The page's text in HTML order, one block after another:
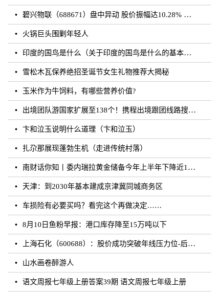
碧兴物联（688671）盘中异动 股价振幅达10.28% 跌7.03% 报55.2元（08-23）
火锅巨头围剿年轻人
印度的国鸟是什么（关于印度的国鸟是什么的基本详情介绍）
雪松木瓦保养绝招圣诞节女生礼物推荐大揭秘
玉米作为牛饲料，有哪些营养价值?
出境团队游国家扩展至138个！携程出境跟团线路搜索涨超20倍
卞和泣玉说明什么道理（卞和泣玉）
扎尕那展现蓬勃生机（走进传统村落）
南财话你知丨委内瑞拉黄金储备今年上半年下降近12%，原因何在？广东“织网”记：全面迈入“高铁时代”，轨道沿线隆起大产业带
天津：到2030年基本建成京津冀同城商务区
车损险有必要买吗？看完这个再做决定……
8月10日鱼粉早报：港口库存降至15万吨以下
上海石化（600688）：股价成功突破年线压力位-后市看多（涨）（08-10）
山水画卷醉游人
语文周报七年级上册答案39期 语文周报七年级上册